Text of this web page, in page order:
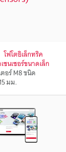
โฟโตอิเล็กทริค
ซนเซอร์ขนาดเล็ก
อร์ M8 ชนิด
มม.